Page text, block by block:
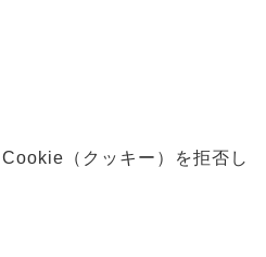
（クッキー）を拒否し